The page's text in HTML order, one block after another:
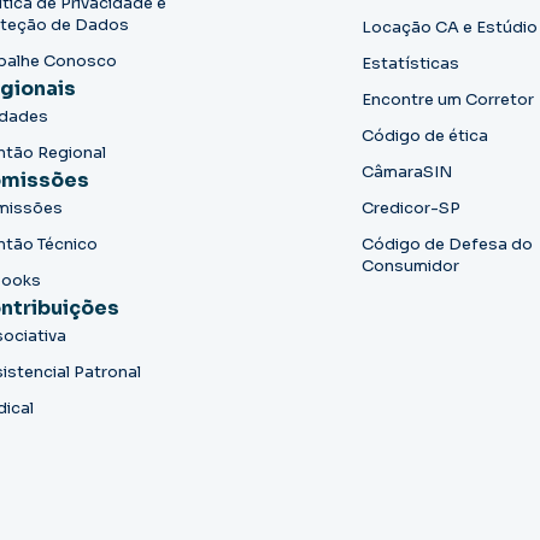
de Dados
Conosco
Regional
Técnico
Patronal
Locação CA e Estúdio
Estatísticas
Encontre um Corretor
Código de ética
CâmaraSIN
Credicor-SP
Código de Defesa do
Consumidor